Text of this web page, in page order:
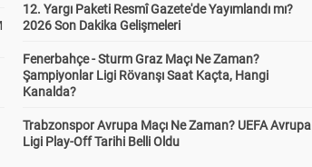
12. Yargı Paketi Resmî Gazete'de Yayımlandı mı?
2026 Son Dakika Gelişmeleri
Fenerbahçe - Sturm Graz Maçı Ne Zaman?
Şampiyonlar Ligi Rövanşı Saat Kaçta, Hangi
Kanalda?
Trabzonspor Avrupa Maçı Ne Zaman? UEFA Avrupa
Ligi Play-Off Tarihi Belli Oldu